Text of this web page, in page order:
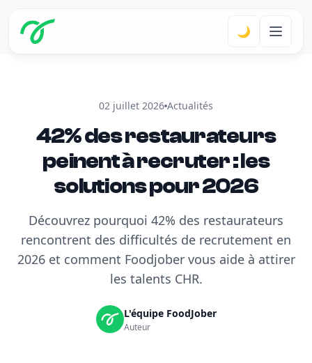
🌙
02 juillet 2026 Actualités
42% des restaurateurs
peinent à recruter : les
solutions pour 2026
Découvrez pourquoi 42% des restaurateurs
rencontrent des difficultés de recrutement en
2026 et comment Foodjober vous aide à attirer
les talents CHR.
L'équipe FoodJober
Auteur